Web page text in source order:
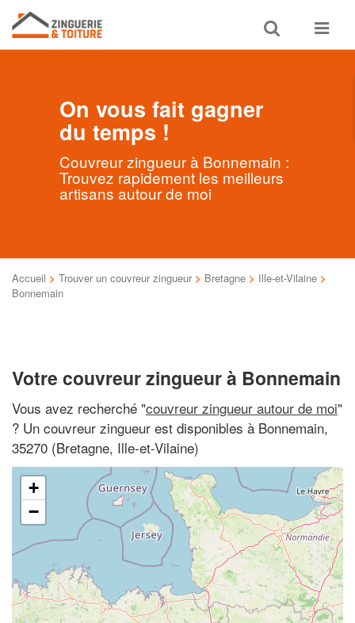
Toggle
search
Toggle
On vous fait gagner
du temps !
Couvreur zingueur à Bonnemain :
Trouvez rapidement les meilleurs
artisans autour de moi
Accueil > Trouver un couvreur zingueur > Bretagne > Ille-et-Vilaine >
Bonnemain
Votre couvreur zingueur à Bonnemain
Vous avez recherché "couvreur zingueur autour de moi"
? Un couvreur zingueur est disponibles à Bonnemain,
35270 (Bretagne, Ille-et-Vilaine)
+
−